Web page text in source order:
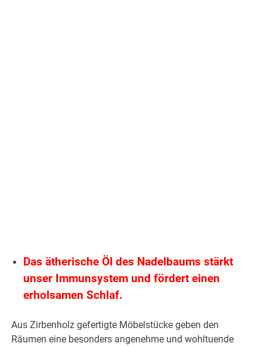
Das ätherische Öl des Nadelbaums stärkt
unser Immunsystem und fördert einen
erholsamen Schlaf.
Aus Zirbenholz gefertigte Möbelstücke geben den
Räumen eine besonders angenehme und wohltuende